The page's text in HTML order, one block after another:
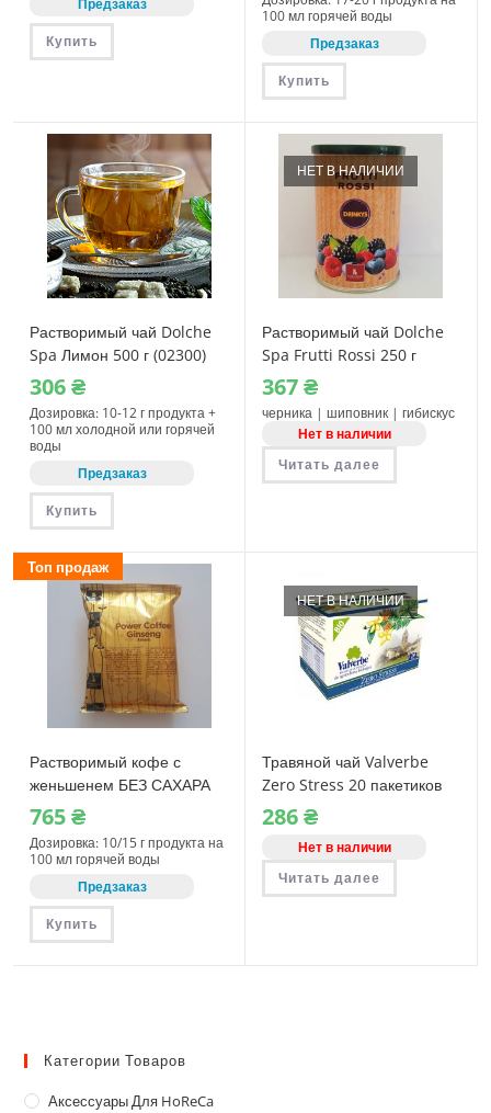
Предзаказ
Купить
100 мл горячей воды
Предзаказ
Купить
Растворимый чай Dolche
Spa Лимон 500 г (02300)
для вендинга
306₴
Дозировка: 10-12 г продукта +
100 мл холодной или горячей
воды
Предзаказ
Купить
НЕТ В НАЛИЧИИ
Растворимый чай Dolche
Spa Frutti Rossi 250 г
367₴
черника | шиповник | гибискус
Нет в наличии
Читать далее
Топ продаж
Растворимый кофе с
женьшенем БЕЗ САХАРА
Dolche Spa Ginseng
Amaro 500 грамм
765₴
Дозировка: 10/15 г продукта на
100 мл горячей воды
Предзаказ
Купить
НЕТ В НАЛИЧИИ
Травяной чай Valverbe
Zero Stress 20 пакетиков
286₴
Нет в наличии
Читать далее
Категории Товаров
Аксессуары Для HoReCa